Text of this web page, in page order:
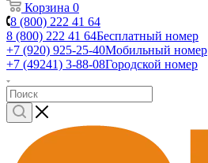
Корзина 0
8 (800) 222 41 64
8 (800) 222 41 64Бесплатный номер
+7 (920) 925-25-40Мобильный номер
+7 (49241) 3-88-08Городской номер